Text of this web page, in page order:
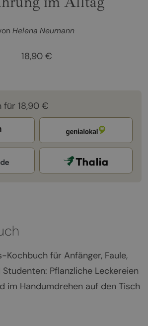
Helena Neumann
18,90 €
für 18,90 €
Kochbuch für Anfänger, Faule,
Pflanzliche Leckereien
im Handumdrehen auf den Tisch